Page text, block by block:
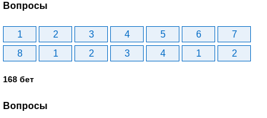
Вопросы
1 2 3 4 5 6
7
8
1 2 3 4 1 2
168 бет
Вопросы